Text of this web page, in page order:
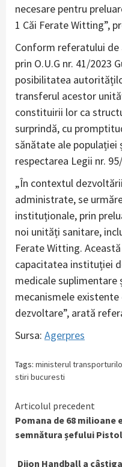
necesare pentru
1 Căi Ferate Witting”,
Conform referatului
prin O.U.G nr. 41/2023
posibilitatea
transferul acestor
constituirii lor ca
surprindă, cu
sănătate ale populației
respectarea Legii nr.
„În contextul
administrate, se
instituționale, prin
noi unități sanitare,
Ferate Witting.
capacitatea instituției
medicale suplimentare
mecanismele
dezvoltare”, arată
Sursa: Agerpres
Tags: ministerul
stiri bucuresti
Continue
Reading
Articolul precedent
Pomana de 68 milioane
semnătura șefului
Dijon Handball a